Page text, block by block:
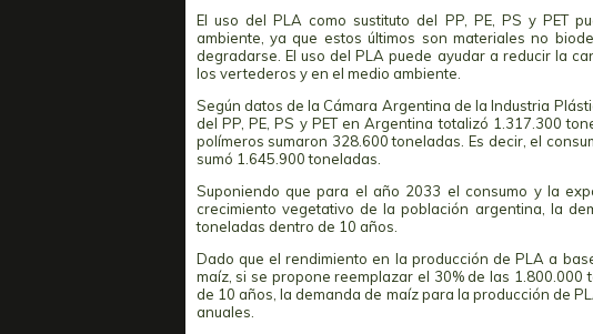
El uso del PLA como sustituto del PP, PE, PS y PET
ambiente, ya que estos últimos son materiales no
degradarse. El uso del PLA puede ayudar a reducir la
los vertederos y en el medio ambiente.
Según datos de la Cámara Argentina de la Industria
del PP, PE, PS y PET en Argentina totalizó 1.317.300
polímeros sumaron 328.600 toneladas. Es decir, el
sumó 1.645.900 toneladas.
Suponiendo que para el año 2033 el consumo y la
crecimiento vegetativo de la población argentina, la
toneladas dentro de 10 años.
Dado que el rendimiento en la producción de PLA a
maíz, si se propone reemplazar el 30% de las
de 10 años, la demanda de maíz para la producción de
anuales.